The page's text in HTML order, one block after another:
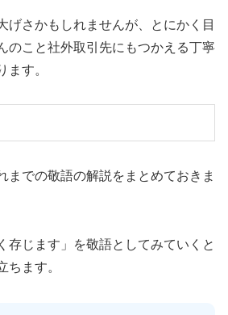
げさかもしれませんが、とにかく目
のこと社外取引先にもつかえる丁寧
ます。
までの敬語の解説をまとめておきま
存じます」を敬語としてみていくと
ちます。